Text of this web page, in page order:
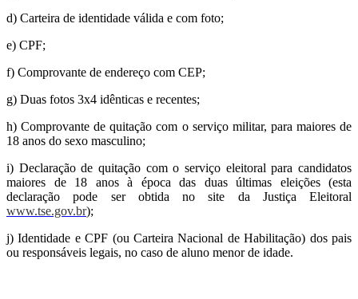
d) Carteira de identidade válida e com foto;
e) CPF;
f) Comprovante de endereço com CEP;
g) Duas fotos 3x4 idênticas e recentes;
h) Comprovante de quitação com o serviço militar, para maiores de
18 anos do sexo masculino;
i) Declaração de quitação com o serviço eleitoral para candidatos
maiores de 18 anos à época das duas últimas eleições (esta
declaração pode ser obtida no site da Justiça Eleitoral
www.tse.gov.br);
j) Identidade e CPF (ou Carteira Nacional de Habilitação) dos pais
ou responsáveis legais, no caso de aluno menor de idade.